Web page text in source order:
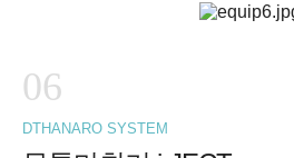
06
DTHANARO SYSTEM